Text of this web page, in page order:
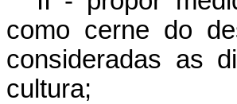
como cerne do
consideradas as
cultura;